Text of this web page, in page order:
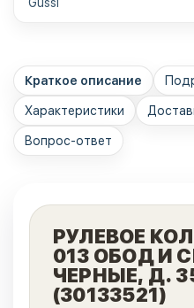
Краткое описание
Характеристики
Вопрос-ответ
РУЛЕВОЕ
013 ОБОД И
ЧЕРНЫЕ, Д.
(30133521)